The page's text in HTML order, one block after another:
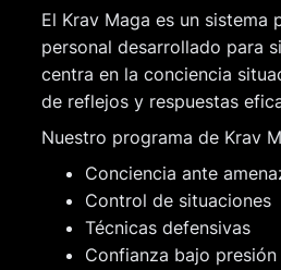
El Krav Maga es un sistema
personal desarrollado para
centra en la conciencia
de reflejos y respuestas
Nuestro programa de Krav
Conciencia ante
Control de situaciones
Técnicas defensivas
Confianza bajo presión